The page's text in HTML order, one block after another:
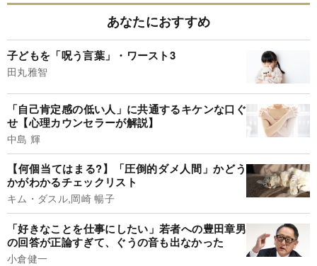
あなたにおすすめ
子どもを「呪う言葉」・ワースト3
田丸雅智
「自己肯定感の低い人」に共通するキケンな口ぐ
せ【心理カウンセラーが解説】
中島 輝
【何個当てはまる?】「圧倒的ダメ人間」かどう
かがわかるチェックリスト
キム・ダスル,岡崎 暢子
「好きなことを仕事にしたい」若者への豊田章男
の回答が正論すぎて、ぐうの音も出なかった
小倉健一